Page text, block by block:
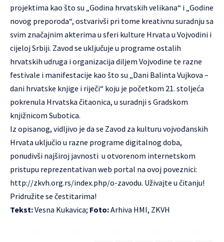
projektima kao što su „Godina hrvatskih velikana“ i „Godine
novog preporoda“, ostvarivši pri tome kreativnu suradnju sa
svim značajnim akterima u sferi kulture Hrvata u Vojvodini i
cijeloj Srbiji. Zavod se uključuje u programe ostalih
hrvatskih udruga i organizacija diljem Vojvodine te razne
festivale i manifestacije kao što su „Dani Balinta Vujkova –
dani hrvatske knjige i riječi“ koju je početkom 21. stoljeća
pokrenula Hrvatska čitaonica, u suradnji s Gradskom
knjižnicom Subotica.
Iz opisanog, vidljivo je da se Zavod za kulturu vojvođanskih
Hrvata uključio u razne programe digitalnog doba,
ponudivši najširoj javnosti u otvorenom internetskom
pristupu reprezentativan web portal na ovoj poveznici:
http://zkvh.org.rs/index.php/o-zavodu. Uživajte u čitanju!
Pridružite se čestitarima!
Tekst:Vesna Kukavica; Foto:Arhiva HMI, ZKVH